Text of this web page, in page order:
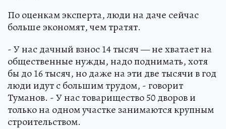
По оценкам эксперта, люди на даче сейчас
больше экономят, чем тратят.
- У нас дачный взнос 14 тысяч — не хватает на
общественные нужды, надо поднимать, хотя
бы до 16 тысяч, но даже на эти две тысячи в год
люди идут с большим трудом, - говорит
Туманов. - У нас товарищество 50 дворов и
только на одном участке занимаются крупным
строительством.